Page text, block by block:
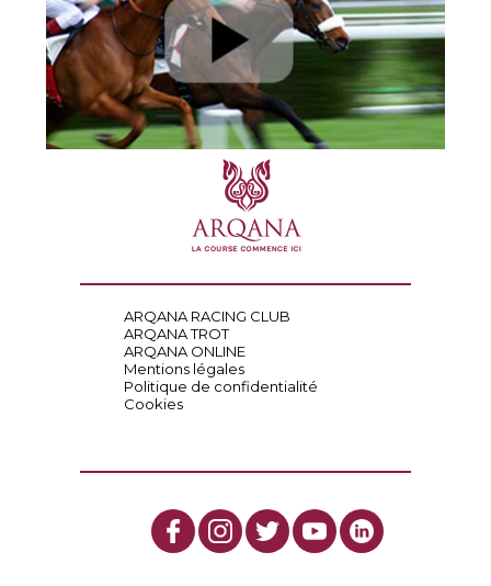
ARQANA RACING CLUB
ARQANA TROT
ARQANA ONLINE
Mentions légales
Politique de confidentialité
Cookies